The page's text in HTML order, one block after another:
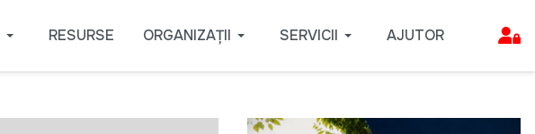
RESURSE ORGANIZAȚII SERVICII AJUTOR